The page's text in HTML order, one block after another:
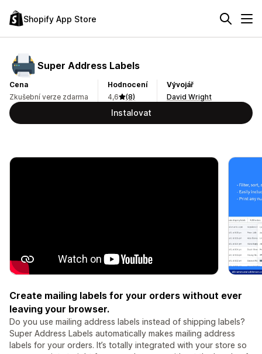
Shopify App Store
Super Address Labels
Cena
Zkušební verze zdarma
Hodnocení
4,6
(8)
Vývojář
David Wright
Instalovat
Create mailing labels for your orders without ever
leaving your browser.
Do you use mailing address labels instead of shipping labels?
Super Address Labels automatically makes mailing address
labels for your orders. It’s totally integrated with your store so